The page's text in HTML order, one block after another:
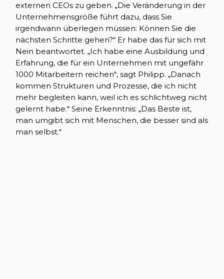
externen CEOs zu geben. „Die Veränderung in der
Unternehmensgröße führt dazu, dass Sie
irgendwann überlegen müssen: Können Sie die
nächsten Schritte gehen?“ Er habe das für sich mit
Nein beantwortet. „Ich habe eine Ausbildung und
Erfahrung, die für ein Unternehmen mit ungefähr
1000 Mitarbeitern reichen“, sagt Philipp. „Danach
kommen Strukturen und Prozesse, die ich nicht
mehr begleiten kann, weil ich es schlichtweg nicht
gelernt habe.“ Seine Erkenntnis: „Das Beste ist,
man umgibt sich mit Menschen, die besser sind als
man selbst.“